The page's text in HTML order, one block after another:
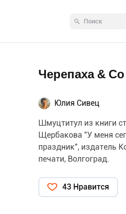
Черепаха & Co
Юлия Сивец
Шмуцтитул из книги
Щербакова "У меня
праздник", издатель
печати, Волгоград.
43 Нравится